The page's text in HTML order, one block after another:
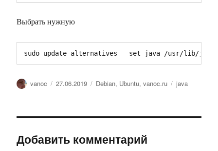
Выбрать нужную
sudo update-alternatives --set java /usr/lib/jvm/
Автор
vanoc Опубликовано
27.06.2019 Рубрики
Debian, Ubuntu,vanoc.ru Метки
java
Добавить комментарий